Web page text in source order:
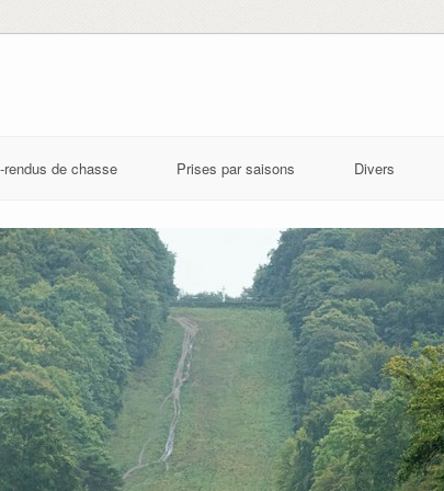
rendus de chasse Prises par saisons Divers